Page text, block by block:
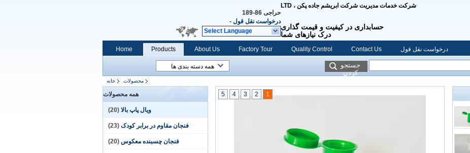
شرکت خدمات مدیریت شرکت ابریشم جاده پکن ، LTD
حسابداری در کیفیت و قیمت گذاری
درک نیازهای شما
حراجی 86-189
درخواست نقل قول -
Select Language
Home Products About Us Factory Tour Quality Control Contact Us درخواست نقل قول
جستجو
کردن
خانه محصولات
همه محصولات
ویال پاپ بالا (20)
فنجان مقاوم در برابر کودک (23)
فنجان چسبنده معکوس (20)
1
2
3
4
5